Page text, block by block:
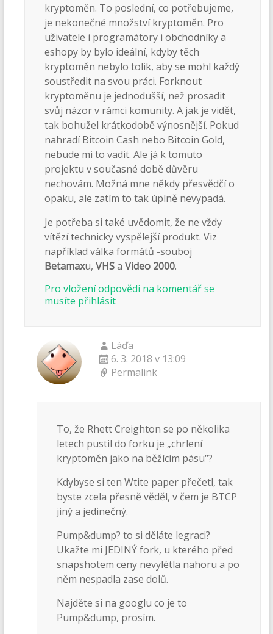
kryptoměn. To poslední, co potřebujeme,
je nekonečné množství kryptoměn. Pro
uživatele i programátory i obchodníky a
eshopy by bylo ideální, kdyby těch
kryptoměn nebylo tolik, aby se mohl každý
soustředit na svou práci. Forknout
kryptoměnu je jednodušší, než prosadit
svůj názor v rámci komunity. A jak je vidět,
tak bohužel krátkodobě výnosnější. Pokud
nahradí Bitcoin Cash nebo Bitcoin Gold,
nebude mi to vadit. Ale já k tomuto
projektu v současné době důvěru
nechovám. Možná mne někdy přesvědčí o
opaku, ale zatím to tak úplně nevypadá.
Je potřeba si také uvědomit, že ne vždy
vítězí technicky vyspělejší produkt. Viz
například válka formátů -souboj
Betamaxu, VHSa Video 2000.
Pro vložení odpovědi na komentář se
musíte přihlásit
Láďa
6. 3. 2018 v 13:09
Permalink
To, že Rhett Creighton se po několika
letech pustil do forku je „chrlení
kryptoměn jako na běžícím pásu“?
Kdybyse si ten Wtite paper přečetl, tak
byste zcela přesně věděl, v čem je BTCP
jiný a jedinečný.
Pump&dump? to si děláte legraci?
Ukažte mi JEDINÝ fork, u kterého před
snapshotem ceny nevylétla nahoru a po
něm nespadla zase dolů.
Najděte si na googlu co je to
Pump&dump, prosím.